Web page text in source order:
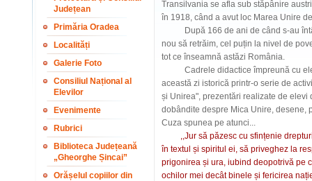
Județean
Primăria Oradea
Localități
Galerie Foto
Consiliul Național al
Elevilor
Evenimente
Rubrici
Biblioteca Județeană
„Gheorghe Șincai”
Orășelul copiilor din
Transilvania se afla sub stăpânire
în 1918, când a avut loc Marea Unire
După 166 de ani de când s-au
nou să retrăim, cel puțin la nivel de
tot ce înseamnă astăzi România.
Cadrele didactice împreună cu
această zi istorică printr-o serie de
și Unirea", prezentări realizate de
dobândite despre Mica Unire,
Cuza spunea pe atunci...
,,Jur să păzesc cu sfințenie
în textul și spiritul ei, să priveghez la
prigonirea și ura, iubind deopotrivă pe
ochilor mei decât binele și fericirea